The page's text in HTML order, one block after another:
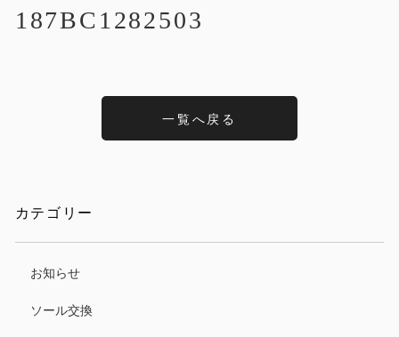
187BC1282503
一覧へ戻る
カテゴリー
お知らせ
ソール交換